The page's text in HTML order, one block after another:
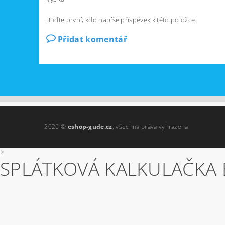
Buďte první, kdo napíše příspěvek k této položce.
Přidat komentář
2026 © eshop-gude.cz, všechna práva vyhrazena
×
SPLÁTKOVÁ KALKULAČKA